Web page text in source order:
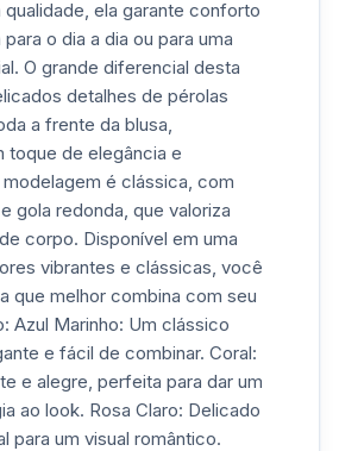
ela garante conforto
o dia a dia ou para uma
O grande diferencial desta
detalhes de pérolas
a frente da blusa,
toque de elegância e
é clássica, com
gola redonda, que valoriza
corpo. Disponível em uma
vibrantes e clássicas, você
que melhor combina com seu
Azul Marinho: Um clássico
e fácil de combinar. Coral:
e alegre, perfeita para dar um
ao look. Rosa Claro: Delicado
para um visual romântico.